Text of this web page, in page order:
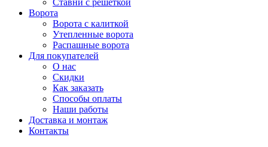
Ставни с решеткой
Ворота
Ворота с калиткой
Утепленные ворота
Распашные ворота
Для покупателей
О нас
Скидки
Как заказать
Способы оплаты
Наши работы
Доставка и монтаж
Контакты